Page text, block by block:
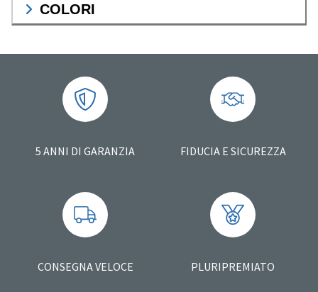
COLORI
5 ANNI DI GARANZIA FIDUCIA E SICUREZZA
CONSEGNA VELOCE PLURIPREMIATO